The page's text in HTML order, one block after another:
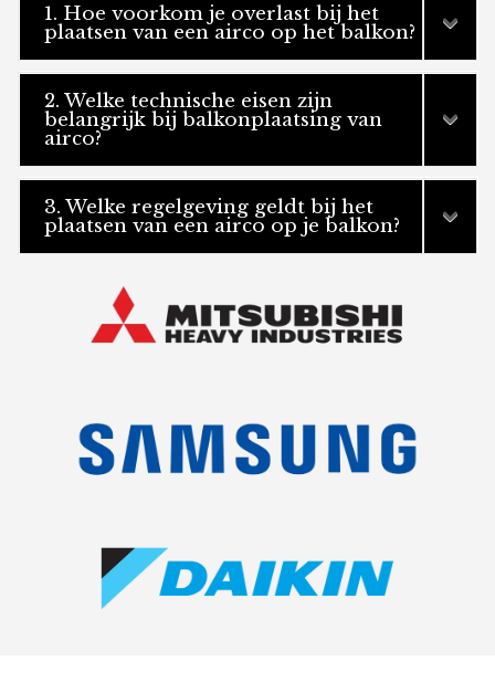
1. Hoe voorkom je overlast bij het
plaatsen van een airco op het balkon?
2. Welke technische eisen zijn
belangrijk bij balkonplaatsing van
airco?
3. Welke regelgeving geldt bij het
plaatsen van een airco op je balkon?